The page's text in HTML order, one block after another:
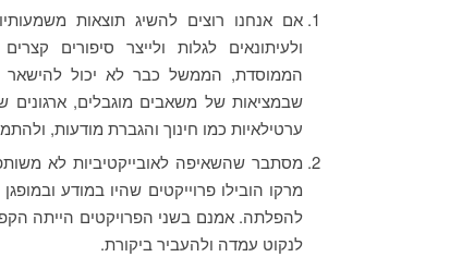
אם אנחנו רוצים להשיג תוצאות
ולעיתונאים לגלות ולייצר סיפורים
הממוסדת, הממשל כבר לא יכול להישאר
שבמציאות של משאבים מוגבלים, ארגונים
ערטילאיות כמו חינוך והגברת מודעות,
מסתבר שהשאיפה לאובייקטיביות לא
מרקו הובילו פרוייקטים שהיו במודע
להפלתה. אמנם בשני הפרויקטים הייתה
לנקוט עמדה ולהעביר ביקורת.